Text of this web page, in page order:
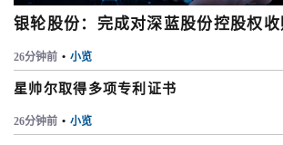
银轮股份：完成对深蓝股份控股权收
26分钟前 • 小览
星帅尔取得多项专利证书
26分钟前 • 小览